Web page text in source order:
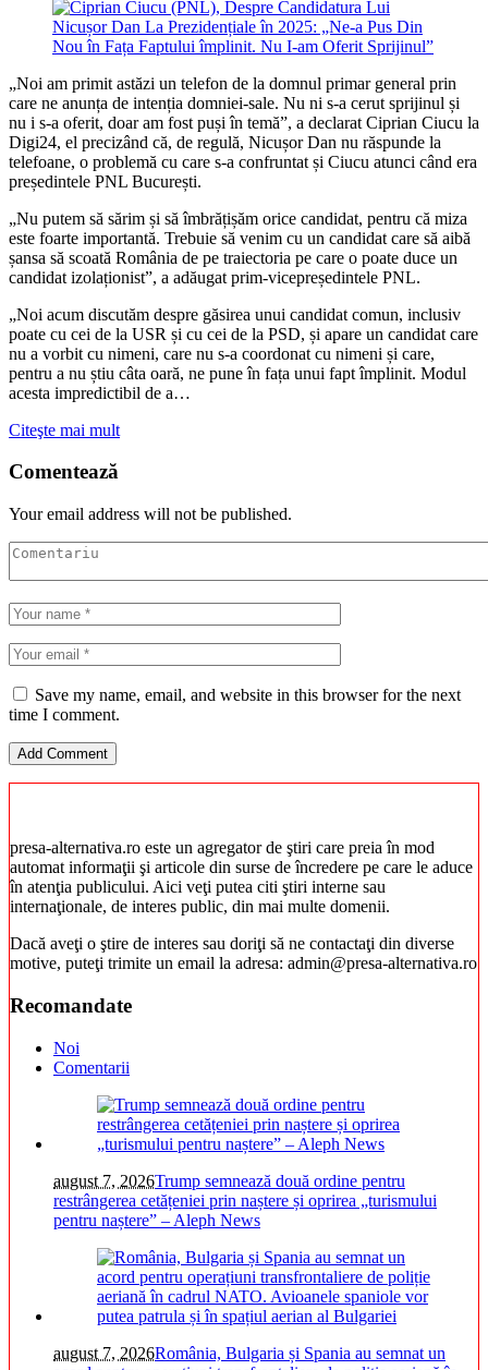
„Noi am primit astăzi un telefon de la domnul primar general prin
care ne anunța de intenția domniei-sale. Nu ni s-a cerut sprijinul și
nu i s-a oferit, doar am fost puși în temă”, a declarat Ciprian Ciucu la
Digi24, el precizând că, de regulă, Nicușor Dan nu răspunde la
telefoane, o problemă cu care s-a confruntat și Ciucu atunci când era
președintele PNL București.
„Nu putem să sărim și să îmbrățișăm orice candidat, pentru că miza
este foarte importantă. Trebuie să venim cu un candidat care să aibă
șansa să scoată România de pe traiectoria pe care o poate duce un
candidat izolaționist”, a adăugat prim-vicepreședintele PNL.
„Noi acum discutăm despre găsirea unui candidat comun, inclusiv
poate cu cei de la USR și cu cei de la PSD, și apare un candidat care
nu a vorbit cu nimeni, care nu s-a coordonat cu nimeni și care,
pentru a nu știu câta oară, ne pune în fața unui fapt împlinit. Modul
acesta impredictibil de a…
Citeşte mai mult
Comentează
Your email address will not be published.
Save my name, email, and website in this browser for the next
time I comment.
presa-alternativa.ro este un agregator de ştiri care preia în mod
automat informaţii şi articole din surse de încredere pe care le aduce
în atenţia publicului. Aici veţi putea citi ştiri interne sau
internaţionale, de interes public, din mai multe domenii.
Dacă aveţi o ştire de interes sau doriţi să ne contactaţi din diverse
motive, puteţi trimite un email la adresa: admin@presa-alternativa.ro
Recomandate
Noi
Comentarii
august 7, 2026Trump semnează două ordine pentru
restrângerea cetățeniei prin naștere și oprirea „turismului
pentru naștere” – Aleph News
august 7, 2026România, Bulgaria și Spania au semnat un